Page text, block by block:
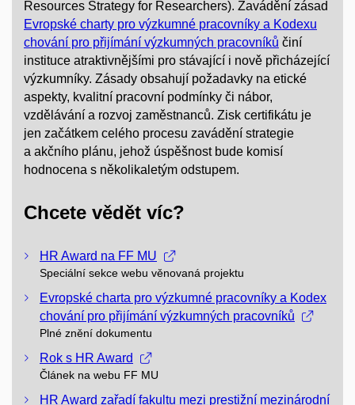
Resources Strategy for Researchers). Zavádění zásad
Evropské charty pro výzkumné pracovníky a Kodexu
chování pro přijímání výzkumných pracovníků činí
instituce atraktivnějšími pro stávající i nově přicházející
výzkumníky. Zásady obsahují požadavky na etické
aspekty, kvalitní pracovní podmínky či nábor,
vzdělávání a rozvoj zaměstnanců. Zisk certifikátu je
jen začátkem celého procesu zavádění strategie
a akčního plánu, jehož úspěšnost bude komisí
hodnocena s několikaletým odstupem.
Chcete vědět víc?
HR Award na FF MU
Speciální sekce webu věnovaná projektu
Evropské charta pro výzkumné pracovníky a Kodex
chování pro přijímání výzkumných pracovníků
Plné znění dokumentu
Rok s HR Award
Článek na webu FF MU
HR Award zařadí fakultu mezi prestižní mezinárodní